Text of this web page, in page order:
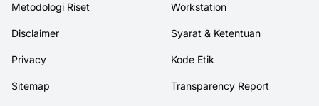
Metodologi Riset Workstation
Disclaimer Syarat & Ketentuan
Privacy Kode Etik
Sitemap Transparency Report